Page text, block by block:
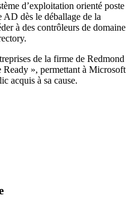
d’exploitation orienté poste
dès le déballage de la
à des contrôleurs de domaine
de la firme de Redmond
», permettant à Microsoft
acquis à sa cause.